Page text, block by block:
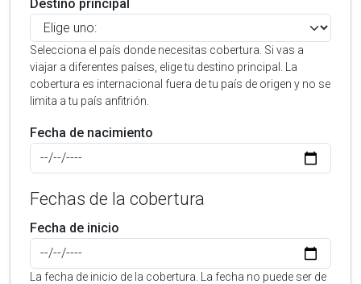
Destino principal
Selecciona el país donde necesitas cobertura. Si vas a
viajar a diferentes países, elige tu destino principal. La
cobertura es internacional fuera de tu país de origen y no se
limita a tu país anfitrión.
Fecha de nacimiento
Fechas de la cobertura
Fecha de inicio
La fecha de inicio de la cobertura. La fecha no puede ser de